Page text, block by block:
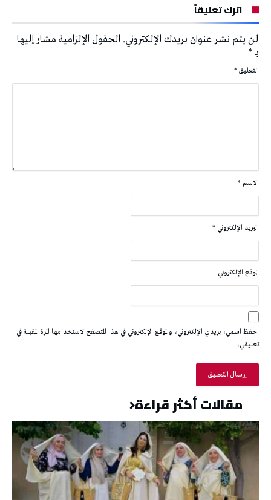
اترك تعليقاً
لن يتم نشر عنوان بريدك الإلكتروني. الحقول الإلزامية مشار إليها
بـ*
التعليق *
الاسم *
البريد الإلكتروني *
الموقع الإلكتروني
احفظ اسمي، بريدي الإلكتروني، والموقع الإلكتروني في هذا المتصفح لاستخدامها المرة المقبلة في
تعليقي.
مقالات أكثر قراءة